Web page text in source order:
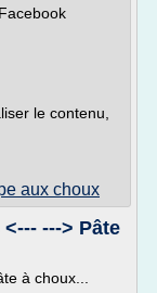
le contenu,
aux choux
---> Pâte
à choux...